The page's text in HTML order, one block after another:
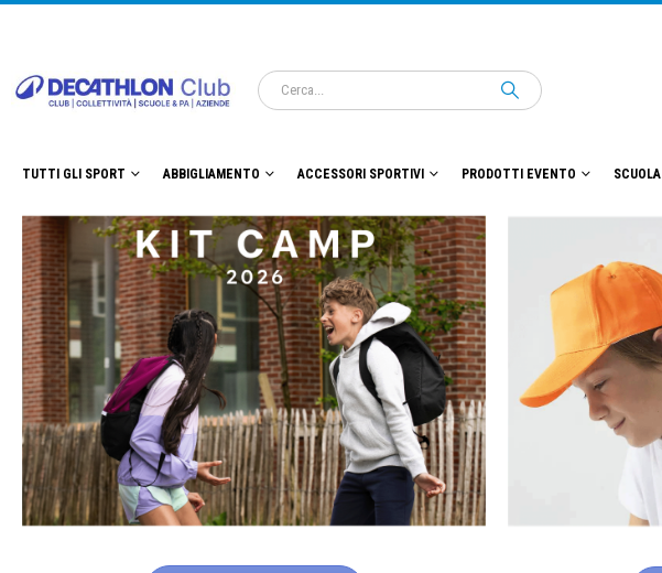
TUTTI GLI SPORT ABBIGLIAMENTO ACCESSORI SPORTIVI PRODOTTI EVENTO SCUOLA